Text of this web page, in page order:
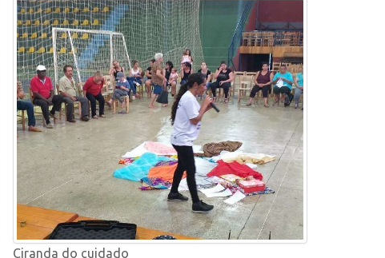
Ciranda do cuidado